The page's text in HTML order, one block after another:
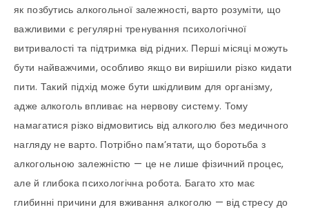
як позбутись алкогольної залежності, варто розуміти, що
важливими є регулярні тренування психологічної
витривалості та підтримка від рідних. Перші місяці можуть
бути найважчими, особливо якщо ви вирішили різко кидати
пити. Такий підхід може бути шкідливим для організму,
адже алкоголь впливає на нервову систему. Тому
намагатися різко відмовитись від алкоголю без медичного
нагляду не варто. Потрібно пам’ятати, що боротьба з
алкогольною залежністю — це не лише фізичний процес,
але й глибока психологічна робота. Багато хто має
глибинні причини для вживання алкоголю — від стресу до